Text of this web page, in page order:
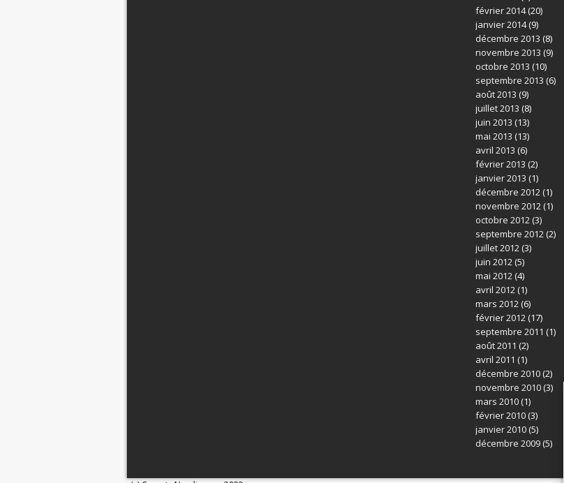
février 2014(20)
janvier 2014(9)
décembre 2013 (8)
novembre 2013 (9)
octobre 2013 (10)
septembre 2013 (6)
août 2013 (9)
juillet 2013 (8)
juin 2013 (13)
mai 2013 (13)
avril 2013 (6)
février 2013 (2)
janvier 2013 (1)
décembre 2012(1)
novembre 2012(1)
octobre 2012(3)
septembre 2012(2)
juillet 2012(3)
juin 2012(5)
mai 2012(4)
avril 2012(1)
mars 2012(6)
février 2012(17)
septembre 2011 (1)
août 2011 (2)
avril 2011 (1)
décembre 2010(2)
novembre 2010(3)
mars 2010(1)
février 2010(3)
janvier 2010(5)
décembre 2009(5)